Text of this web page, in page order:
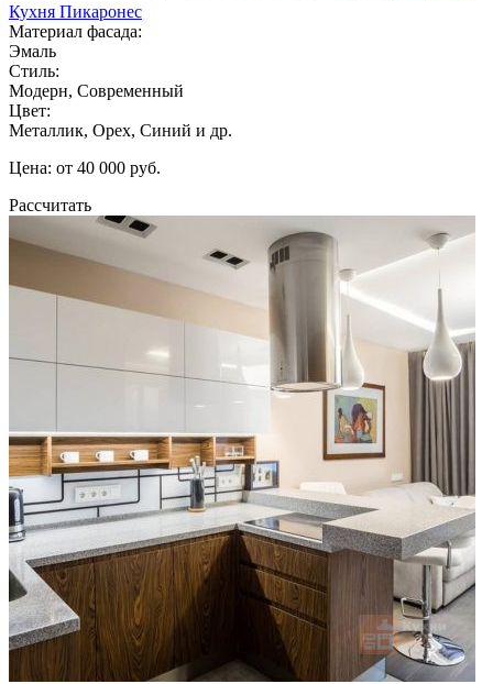
Кухня Пикаронес
Материал фасада:
Эмаль
Стиль:
Модерн, Современный
Цвет:
Металлик, Орех, Синий и др.
Цена: от 40 000 руб.
Рассчитать